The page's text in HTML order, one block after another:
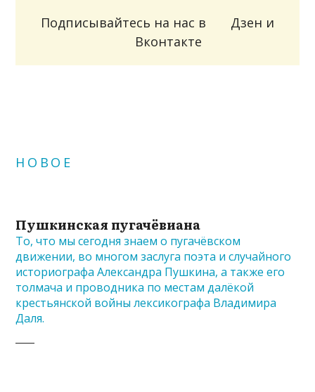
Подписывайтесь на нас в Дзен и
Вконтакте
НОВОЕ
Пушкинская пугачёвиана
То, что мы сегодня знаем о пугачёвском
движении, во многом заслуга поэта и случайного
историографа Александра Пушкина, а также его
толмача и проводника по местам далёкой
крестьянской войны лексикографа Владимира
Даля.